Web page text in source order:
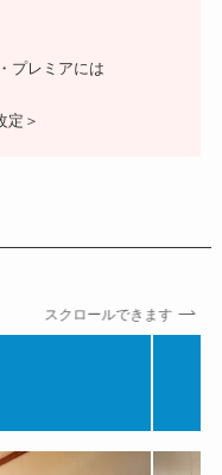
プレミアには
定＞
スクロールできます